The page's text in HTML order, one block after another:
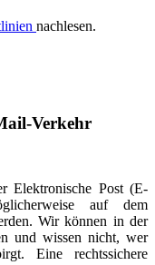
nachlesen.
Verkehr
Elektronische Post (E-
auf dem
Wir können in der
und wissen nicht, wer
Eine rechtssichere